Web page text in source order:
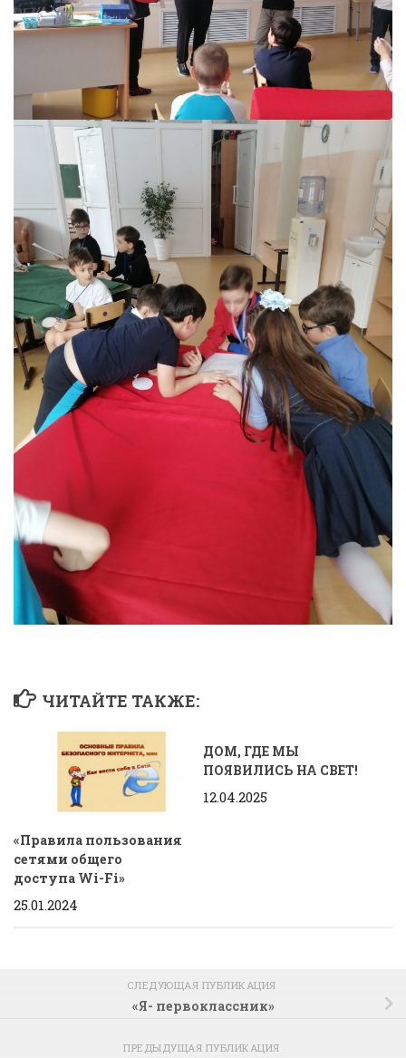
ЧИТАЙТЕ ТАКЖЕ:
«Правила пользования
сетями общего
доступа Wi-Fi»
25.01.2024
ДОМ, ГДЕ МЫ
ПОЯВИЛИСЬ НА СВЕТ!
12.04.2025
СЛЕДУЮЩАЯ ПУБЛИКАЦИЯ
«Я- первоклассник»
ПРЕДЫДУЩАЯ ПУБЛИКАЦИЯ